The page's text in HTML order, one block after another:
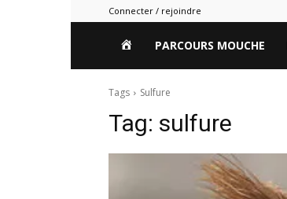
Connecter / rejoindre
HOMEPARCOURS MOUCHE
Tags Sulfure
Tag: sulfure